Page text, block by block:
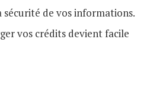
de vos informations.
vos crédits devient facile